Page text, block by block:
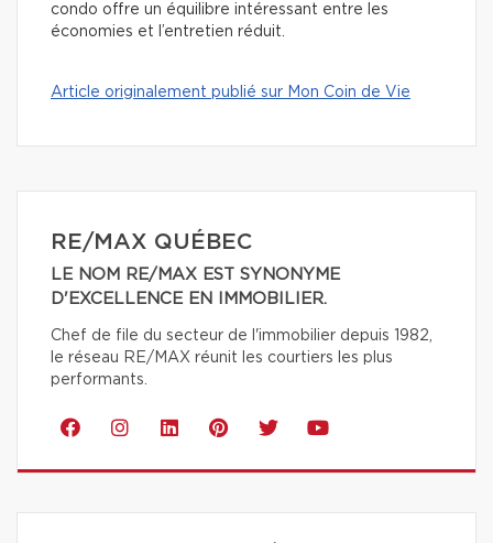
condo offre un équilibre intéressant entre les
économies et l’entretien réduit.
Article originalement publié sur Mon Coin de Vie
RE/MAX QUÉBEC
LE NOM RE/MAX EST SYNONYME
D'EXCELLENCE EN IMMOBILIER.
Chef de file du secteur de l'immobilier depuis 1982,
le réseau RE/MAX réunit les courtiers les plus
performants.